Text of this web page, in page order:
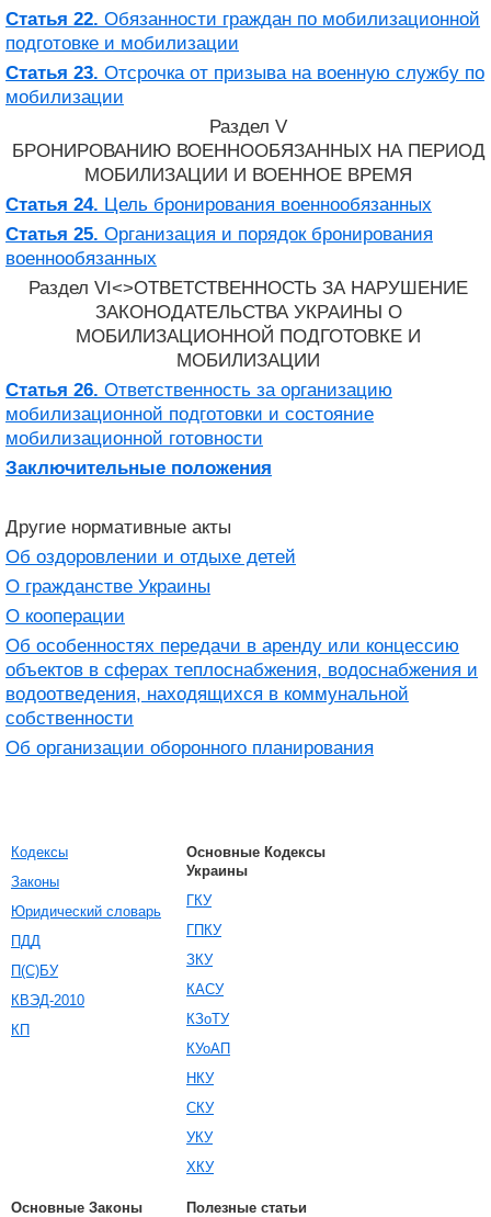
Статья 22. Обязанности граждан по мобилизационной
подготовке и мобилизации
Статья 23. Отсрочка от призыва на военную службу по
мобилизации
Раздел V
БРОНИРОВАНИЮ ВОЕННООБЯЗАННЫХ НА ПЕРИОД
МОБИЛИЗАЦИИ И ВОЕННОЕ ВРЕМЯ
Статья 24. Цель бронирования военнообязанных
Статья 25. Организация и порядок бронирования
военнообязанных
Раздел VI<>ОТВЕТСТВЕННОСТЬ ЗА НАРУШЕНИЕ
ЗАКОНОДАТЕЛЬСТВА УКРАИНЫ О
МОБИЛИЗАЦИОННОЙ ПОДГОТОВКЕ И
МОБИЛИЗАЦИИ
Статья 26. Ответственность за организацию
мобилизационной подготовки и состояние
мобилизационной готовности
Заключительные положения
Другие нормативные акты
Об оздоровлении и отдыхе детей
О гражданстве Украины
О кооперации
Об особенностях передачи в аренду или концессию
объектов в сферах теплоснабжения, водоснабжения и
водоотведения, находящихся в коммунальной
собственности
Об организации оборонного планирования
Кодексы
Законы
Юридический словарь
ПДД
П(С)БУ
КВЭД-2010
КП
Основные Кодексы
Украины
ГКУ
ГПКУ
ЗКУ
КАСУ
КЗоТУ
КУоАП
НКУ
СКУ
УКУ
ХКУ
Основные Законы
Полезные статьи